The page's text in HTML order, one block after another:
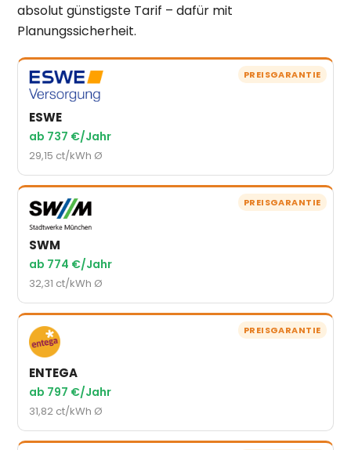
absolut günstigste Tarif – dafür mit
Planungssicherheit.
ESWE
ab 737 €/Jahr
29,15 ct/kWh Ø
PREISGARANTIE
SWM
ab 774 €/Jahr
32,31 ct/kWh Ø
PREISGARANTIE
ENTEGA
ab 797 €/Jahr
31,82 ct/kWh Ø
PREISGARANTIE